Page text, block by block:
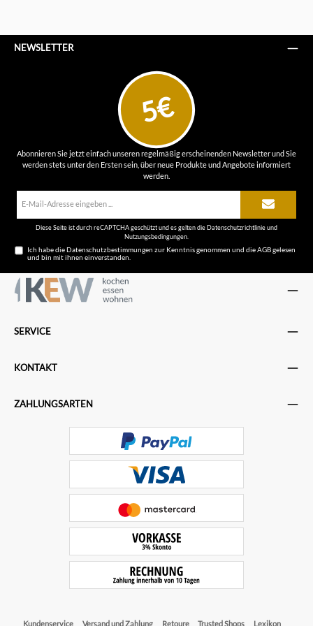
NEWSLETTER
5€
Abonnieren Sie jetzt einfach unseren regelmäßig erscheinenden Newsletter und Sie
werden stets unter den Ersten sein, über neue Produkte und Angebote informiert
werden.
Diese Seite ist durch reCAPTCHA geschützt und es gelten die Datenschutzrichtlinieund
Nutzungsbedingungen.
Ich habe dieDatenschutzbestimmungen zur Kenntnis genommen und dieAGBgelesen
und bin mit ihnen einverstanden.
SERVICE
KONTAKT
ZAHLUNGSARTEN
Kundenservice Versand und Zahlung Retoure Trusted Shops Lexikon